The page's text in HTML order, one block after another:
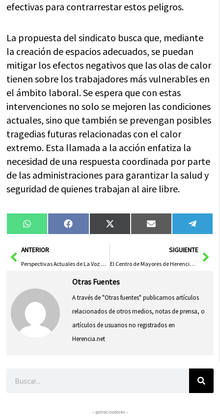
efectivas para contrarrestar estos peligros.
La propuesta del sindicato busca que, mediante
la creación de espacios adecuados, se puedan
mitigar los efectos negativos que las olas de calor
tienen sobre los trabajadores más vulnerables en
el ámbito laboral. Se espera que con estas
intervenciones no solo se mejoren las condiciones
actuales, sino que también se prevengan posibles
tragedias futuras relacionadas con el calor
extremo. Esta llamada a la acción enfatiza la
necesidad de una respuesta coordinada por parte
de las administraciones para garantizar la salud y
seguridad de quienes trabajan al aire libre.
Compartir
en
WhatsAppCompartir
en
FacebookCompartir
en
X
(Twitter)
Compartir
en
Email
en
AntANTERIOR
Perspectivas Actuales de La Voz de UGT en Castilla-La Mancha
SIGUIENTE
El Centro de Mayores de Herencia abre inscripciones para su Curso de Verano
Otras Fuentes
A través de "Otras fuentes" publicamos artículos
relacionados de otros medios, notas de prensa, o
artículos de usuarios no registrados en
Herencia.net
– patrocinadores –